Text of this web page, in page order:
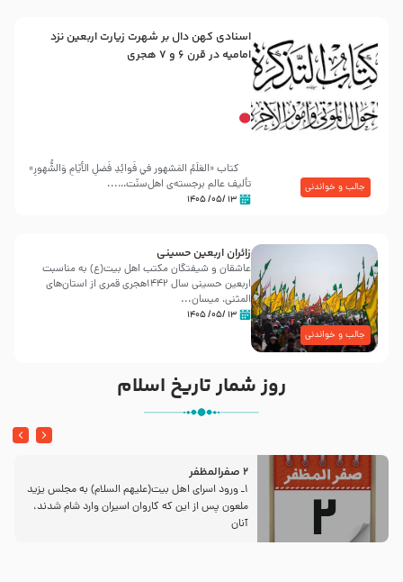
جالب و خواندنی
اسنادی کهن دال بر شهرت زیارت اربعین نزد
امامیه در قرن ۶ و ۷ هجری
کتاب «العَلَمُ المَشهور في فَوائِدِ فَضلِ الأيّامِ وَالشُّهورِ»
تألیف عالم برجسته‌ی اهل‌سنّت…...
۱۳ /۰۵/ ۱۴۰۵
جالب و خواندنی
زائران اربعین حسینی
عاشقان و شیفتگان مکتب اهل بیت(ع) به مناسبت
اربعین حسینی سال ۱۴۴۲هجری قمری از استان‌های
المثنی، میسان...
۱۳ /۰۵/ ۱۴۰۵
روز شمار تاریخ اسلام
2 صفرالمظفر
1ـ ورود اسراى اهل بیت‌(علیهم السلام) به مجلس یزید
ملعون پس از این كه كاروان اسیران وارد شام شدند،
آنان